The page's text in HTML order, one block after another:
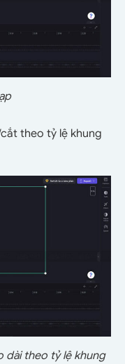
theo tỷ lệ khung
dài theo tỷ lệ khung